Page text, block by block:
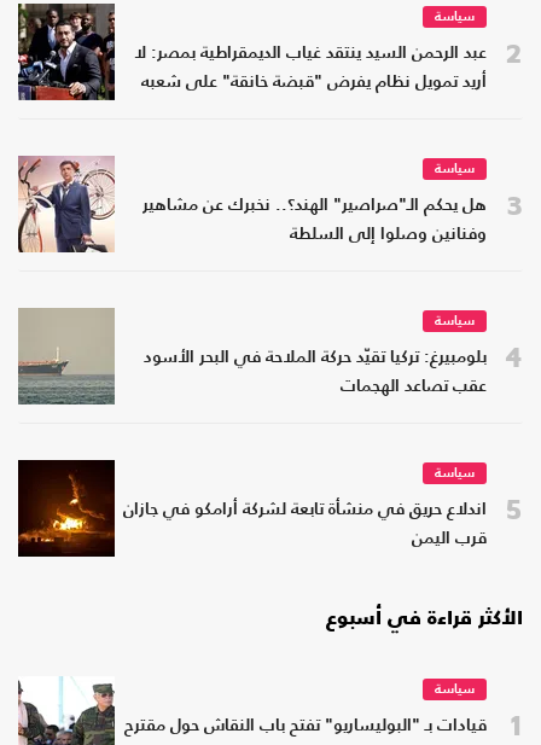
2
سياسة
عبد الرحمن السيد ينتقد غياب الديمقراطية بمصر: لا
أريد تمويل نظام يفرض "قبضة خانقة" على شعبه
3
سياسة
هل يحكم الـ"صراصير" الهند؟.. نخبرك عن مشاهير
وفنانين وصلوا إلى السلطة
4
سياسة
بلومبيرغ: تركيا تقيّد حركة الملاحة في البحر الأسود
عقب تصاعد الهجمات
5
سياسة
اندلاع حريق في منشأة تابعة لشركة أرامكو في جازان
قرب اليمن
الأكثر قراءة في أسبوع
1
سياسة
قيادات بـ "البوليساريو" تفتح باب النقاش حول مقترح